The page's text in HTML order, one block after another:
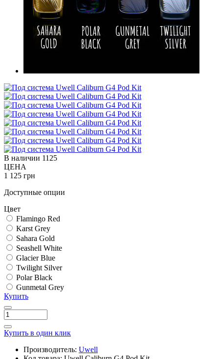
В наличии 1125
ЦЕНА
1 125 грн
Доступные опции
Цвет
Flamingo Red
Karst Grey
Sahara Gold
Seashell White
Glacier Blue
Twilight Silver
Polar Black
Gunmetal Grey
Купить
Купить в один клик
Производитель: Uwell